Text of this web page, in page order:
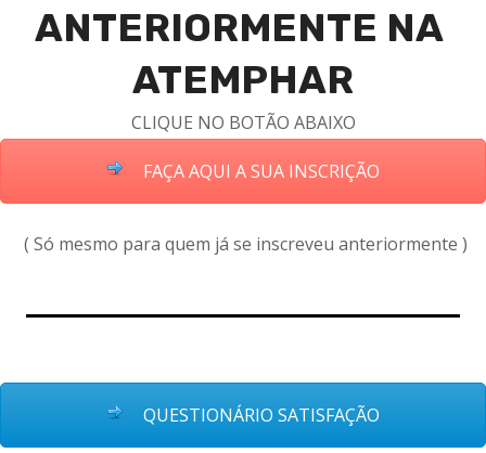
ANTERIORMENTE NA
ATEMPHAR
CLIQUE NO BOTÃO ABAIXO
FAÇA AQUI A SUA INSCRIÇÃO
( Só mesmo para quem já se inscreveu anteriormente )
QUESTIONÁRIO SATISFAÇÃO